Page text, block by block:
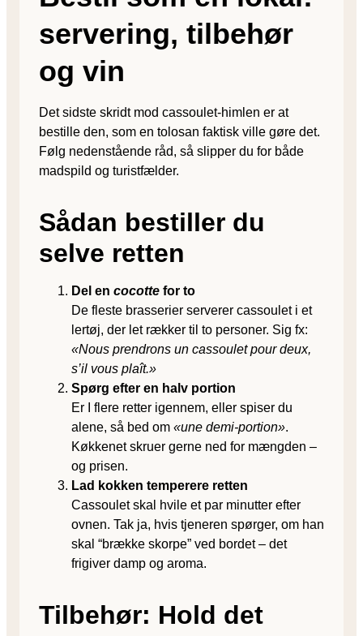
servering, tilbehør
og vin
Det sidste skridt mod cassoulet-himlen er at
bestille den, som en tolosan faktisk ville gøre det.
Følg nedenstående råd, så slipper du for både
madspild og turistfælder.
Sådan bestiller du
selve retten
Del en cocotte for to
De fleste brasserier serverer cassoulet i et
lertøj, der let rækker til to personer. Sig fx:
«Nous prendrons un cassoulet pour deux,
s’il vous plaît.»
Spørg efter en halv portion
Er I flere retter igennem, eller spiser du
alene, så bed om «une demi-portion».
Køkkenet skruer gerne ned for mængden –
og prisen.
Lad kokken temperere retten
Cassoulet skal hvile et par minutter efter
ovnen. Tak ja, hvis tjeneren spørger, om han
skal “brække skorpe” ved bordet – det
frigiver damp og aroma.
Tilbehør: Hold det